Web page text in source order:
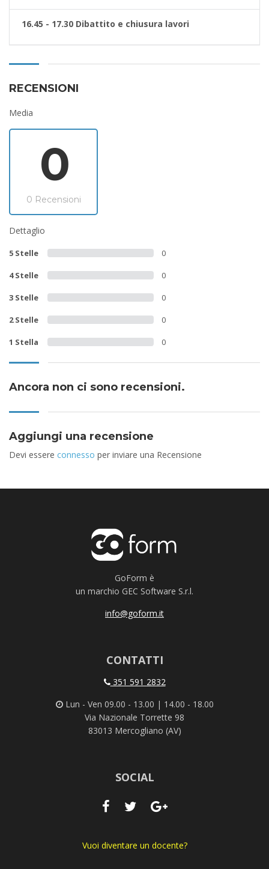
16.45 - 17.30 Dibattito e chiusura lavori
RECENSIONI
Media
0
0 Recensioni
Dettaglio
5 Stelle 0
4 Stelle 0
3 Stelle 0
2 Stelle 0
1 Stella 0
Ancora non ci sono recensioni.
Aggiungi una recensione
Devi essere connesso per inviare una Recensione
GoForm è
un marchio GEC Software S.r.l.
info@goform.it
CONTATTI
351 591 2832
Lun - Ven 09.00 - 13.00 | 14.00 - 18.00
Via Nazionale Torrette 98
83013 Mercogliano (AV)
SOCIAL
Vuoi diventare un docente?